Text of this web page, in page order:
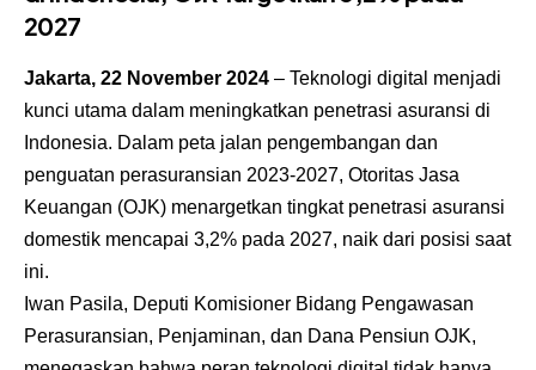
2027
Jakarta, 22 November 2024 – Teknologi digital menjadi
kunci utama dalam meningkatkan penetrasi asuransi di
Indonesia. Dalam peta jalan pengembangan dan
penguatan perasuransian 2023-2027, Otoritas Jasa
Keuangan (OJK) menargetkan tingkat penetrasi asuransi
domestik mencapai 3,2% pada 2027, naik dari posisi saat
ini.
Iwan Pasila, Deputi Komisioner Bidang Pengawasan
Perasuransian, Penjaminan, dan Dana Pensiun OJK,